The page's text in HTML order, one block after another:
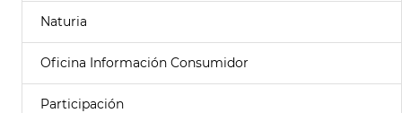
Naturia
Oficina Información Consumidor
Participación